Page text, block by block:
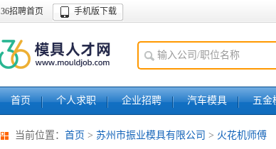
36招聘首页 手机版下载
首页 个人求职 企业招聘 汽车模具 五金
当前位置： 首页 > 苏州市振业模具有限公司 > 火花机师傅